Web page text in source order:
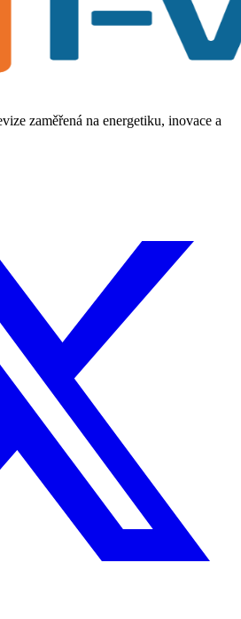
zaměřená na energetiku, inovace a